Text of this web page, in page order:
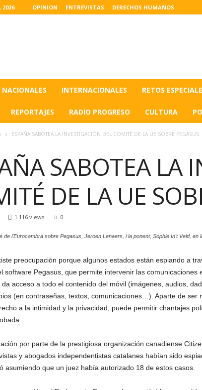
2026 OPINION ENTREVISTAS DERECHOS HUMANOS
NACIONALES INTERNACIONALES RETOS
REPORTAJES RADIO PROGRESO CULTURA
ESPAÑA SABOTEA LA INVESTIGACIÓN DEL COMITÉ DE LA UE SOBRE PEGASUS
SABOTEA LA
DE LA UE
1.116 views 0
de l'Eurocambra sobre Pegasus, Jeroen Lenaers, i la ponent, Sophie In't Veld, en
preocupación porque algunos estados están espiando a
software Pegasus, que permite intervenir las comunicaciones
da acceso a todo el contenido del móvil (imágenes, audios,
(en contraseñas, textos, comunicaciones…). Aparte de ser
a la intimidad y la privacidad, puede permitir chantajes
por parte de la prestigiosa organización canadiense
y abogados independentistas catalanes habían sido
asumiendo que un juez había autorizado 18 de estos casos.